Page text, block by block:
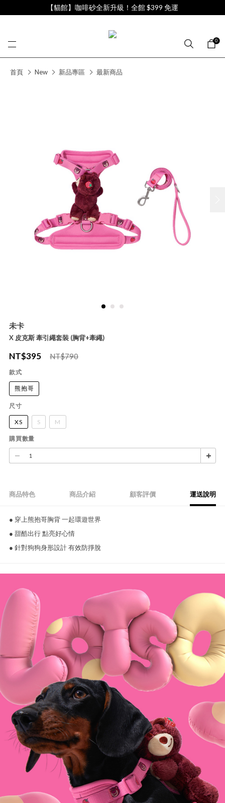
【貓館】咖啡砂全新升級！全館 $399 免運
0
首頁 New 新品專區 最新商品
未卡
X 皮克斯 牽引繩套裝 (胸背+牽繩)
NT$395 NT$790
款式
熊抱哥
尺寸
XS S M
購買數量
商品特色 商品介紹 顧客評價 運送說明
● 穿上熊抱哥胸背 一起環遊世界
● 甜酷出行 點亮好心情
● 針對狗狗身形設計 有效防掙脫